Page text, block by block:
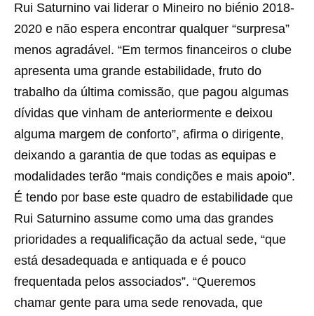
Rui Saturnino vai liderar o Mineiro no biénio 2018-
2020 e não espera encontrar qualquer “surpresa”
menos agradável. “Em termos financeiros o clube
apresenta uma grande estabilidade, fruto do
trabalho da última comissão, que pagou algumas
dívidas que vinham de anteriormente e deixou
alguma margem de conforto”, afirma o dirigente,
deixando a garantia de que todas as equipas e
modalidades terão “mais condições e mais apoio”.
É tendo por base este quadro de estabilidade que
Rui Saturnino assume como uma das grandes
prioridades a requalificação da actual sede, “que
está desadequada e antiquada e é pouco
frequentada pelos associados”. “Queremos
chamar gente para uma sede renovada, que